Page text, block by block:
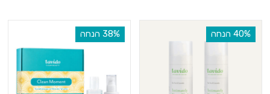
‫40% הנחה ‫38% הנחה